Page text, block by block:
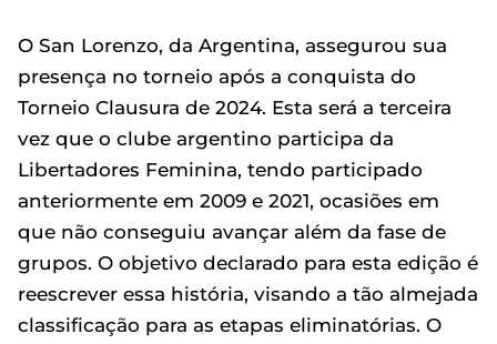
O San Lorenzo, da Argentina, assegurou sua
presença no torneio após a conquista do
Torneio Clausura de 2024. Esta será a terceira
vez que o clube argentino participa da
Libertadores Feminina, tendo participado
anteriormente em 2009 e 2021, ocasiões em
que não conseguiu avançar além da fase de
grupos. O objetivo declarado para esta edição é
reescrever essa história, visando a tão almejada
classificação para as etapas eliminatórias. O